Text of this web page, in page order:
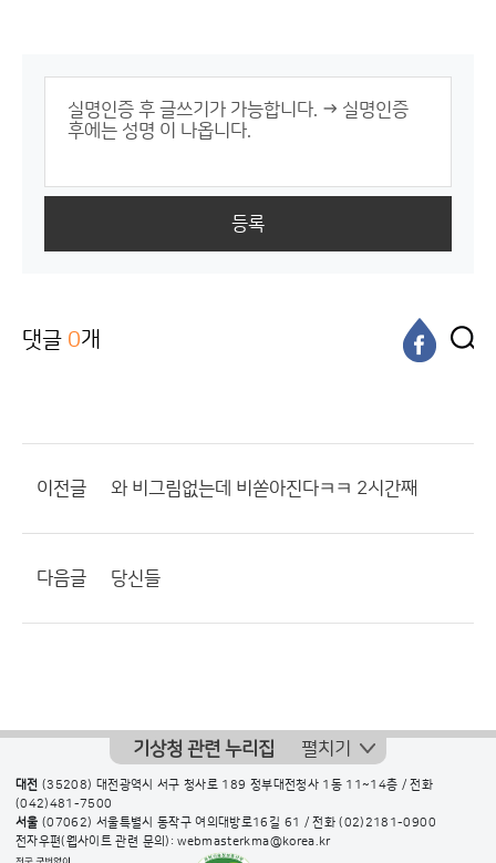
등록
댓글 0개
이전글 와 비그림없는데 비쏟아진다ㅋㅋ 2시간째
다음글 당신들
기상청 관련 누리집 펼치기
대전 (35208) 대전광역시 서구 청사로 189 정부대전청사 1동 11~14층 / 전화
(042)481-7500
서울 (07062) 서울특별시 동작구 여의대방로16길 61 / 전화(02)2181-0900
전자우편(웹사이트 관련 문의): webmasterkma@korea.kr